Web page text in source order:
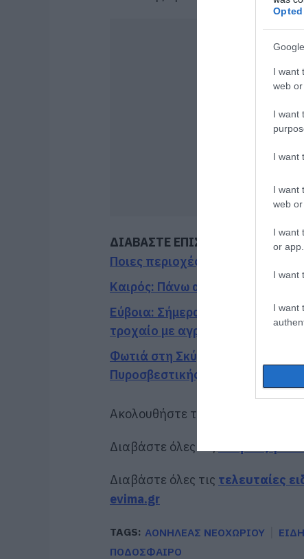
I want
web
I want
I want
I want
web
I want
or app.
I want
I want
ΔΙΑΒΑΣΤΕ ΕΠΙΣΗΣ
Ποιες περιοχές δεν θα έχουν
Καιρός: Πάνω από 35 βαθμούς
Εύβοια: Σήμερα το τελευταίο
τροχαίο με αγριογούρουνο
Φωτιά στη Σκύρο: Χωρίς ενεργό
Πυροσβεστικής
Ακολουθήστε το evima.gr στο
Διαβάστε όλες τις
Διαβάστε όλες τις τελευταίες
evima.gr
TAGS: ΑΟΝΗΛΕΑΣ ΝΕΟΧΩΡΙΟΥ
ΠΟΔΟΣΦΑΙΡΟ